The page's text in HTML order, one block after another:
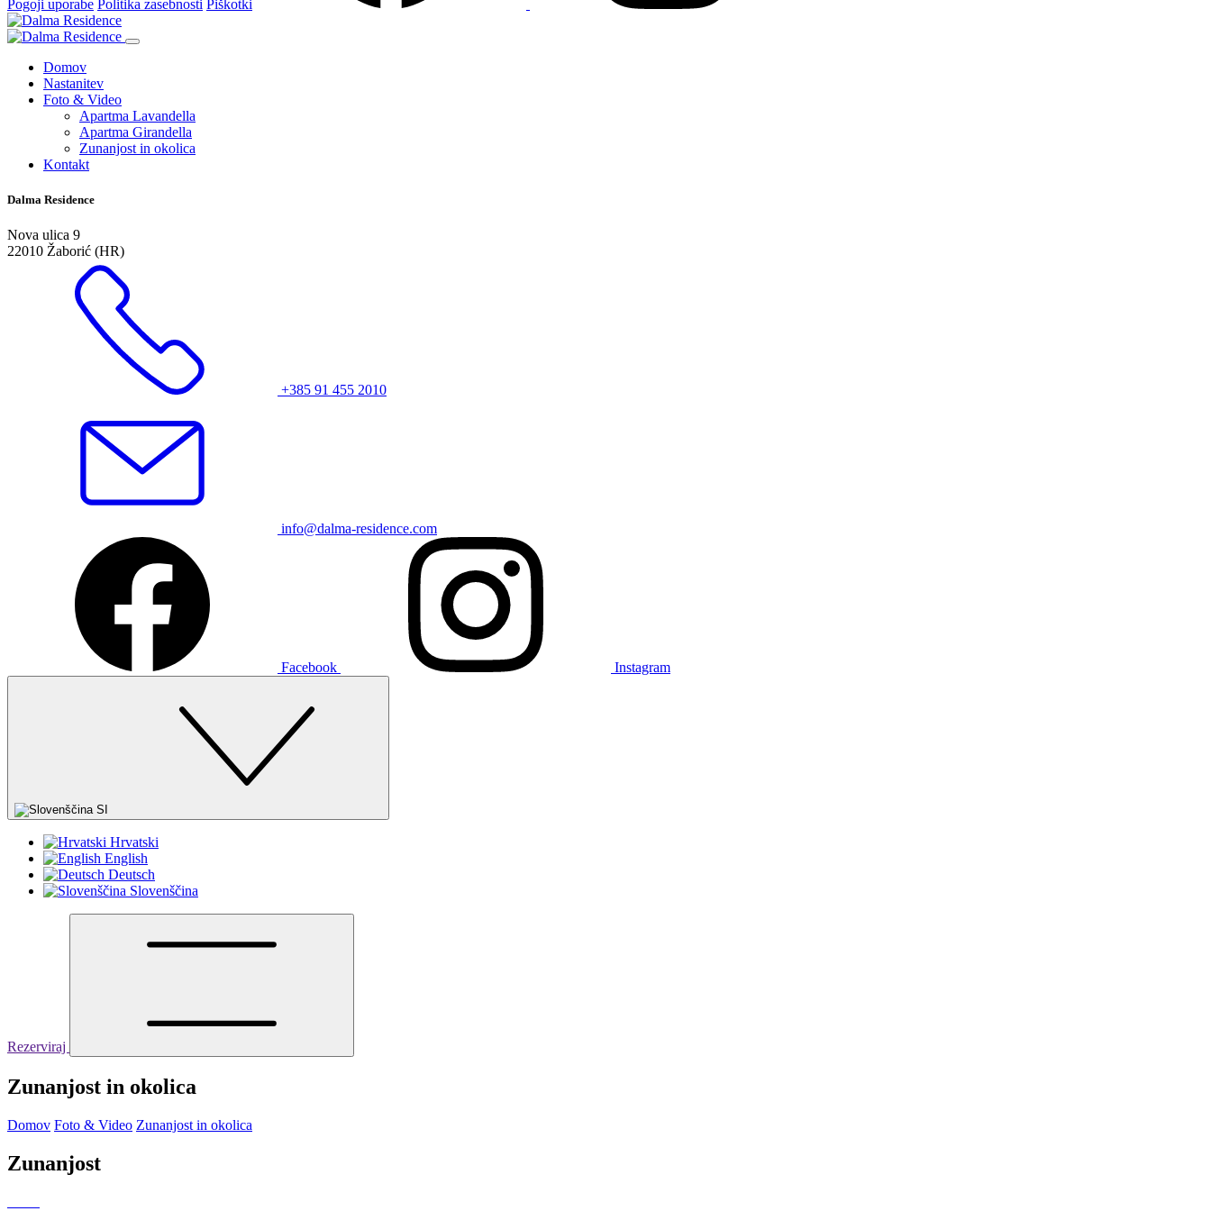
Pogoji uporabe Politika zasebnosti Piškotki
Domov
Nastanitev
Foto & Video
Apartma Lavandella
Apartma Girandella
Zunanjost in okolica
Kontakt
Dalma Residence
Nova ulica 9
22010 Žaborić (HR)
+385 91 455 2010
info@dalma-residence.com
Facebook Instagram
SI
Hrvatski
English
Deutsch
Slovenščina
Rezerviraj
Zunanjost in okolica
Domov Foto & Video Zunanjost in okolica
Zunanjost